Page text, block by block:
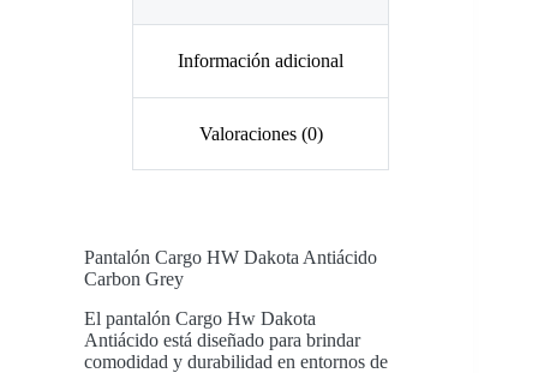
Información adicional
Valoraciones (0)
Pantalón Cargo HW Dakota Antiácido
Carbon Grey
El pantalón Cargo Hw Dakota
Antiácido está diseñado para brindar
comodidad y durabilidad en entornos de